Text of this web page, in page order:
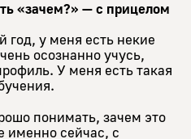
«зачем?» — с прицелом
год, у меня есть некие
осознанно учусь,
У меня есть такая
понимать, зачем это
именно сейчас, с